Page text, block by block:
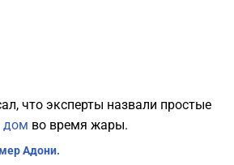
что эксперты назвали простые
дом во время жары.
Адони.